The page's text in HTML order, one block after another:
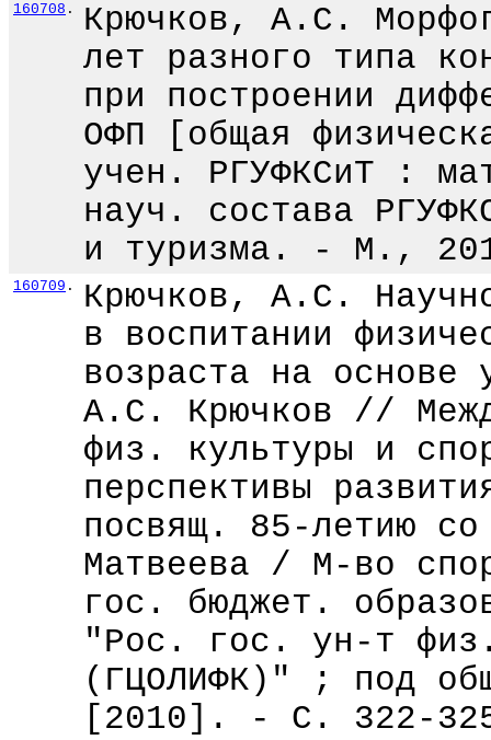
160708 .
Крючков, А.С.
лет разного типа
при построении
ОФП [общая
учен. РГУФКСиТ :
науч. состава
и туризма. - М.,
160709 .
Крючков, А.С.
в воспитании
возраста на основе
А.С. Крючков //
физ. культуры и
перспективы
посвящ. 85-летию
Матвеева / М-во
гос. бюджет.
"Рос. гос. ун-т физ.
(ГЦОЛИФК)" ; под
[2010]. - С. 322-